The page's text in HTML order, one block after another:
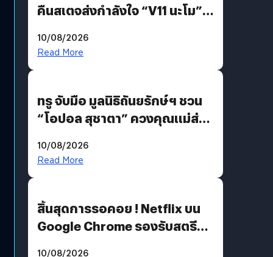
คืนสเตจส่งกำลังใจ “V11 นะโม”
รักแน่นฮอลล์
10/08/2026
Read More
ทรู จับมือ มูลนิธิถันยรักษ์ฯ ชวน
“โอปอล สุชาตา” ควงคุณแม่ส่ง
เติมเต็มความหมายวันแม่ปีนี้
10/08/2026
Read More
สิ้นสุดการรอคอย ! Netflix บน
Google Chrome รองรับสตรีม
10/08/2026